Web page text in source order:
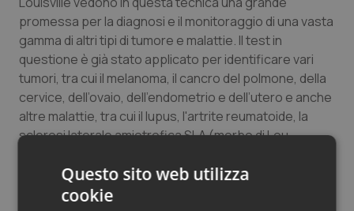
Salute orale & impianti
Sangue & coagulazione
Tiroide
Tumore al seno
Tumore ovarico
promessa per la diagnosi e il monitoraggio di una vasta
gamma di altri tipi di tumore e malattie. Il test in
questione è già stato applicato per identificare vari
tumori, tra cui il melanoma, il cancro del polmone, della
cervice, dell’ovaio, dell’endometrio e dell’utero e anche
altre malattie, tra cui il lupus, l'artrite reumatoide, la
sclerosi laterale amiotrofica SLA (morbo di Lou
Viola Rita
Questo sito web utilizza
cookie